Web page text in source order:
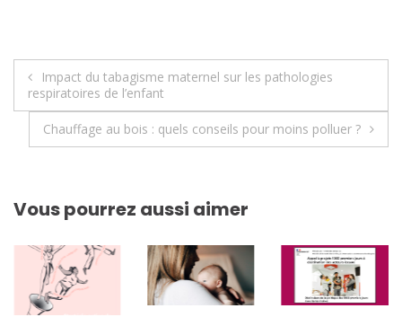
Navigation
de
l’article
Impact du tabagisme maternel sur les pathologies
respiratoires de l’enfant
Chauffage au bois : quels conseils pour moins polluer ?
Vous pourrez aussi aimer